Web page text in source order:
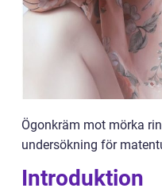
Ögonkräm mot mörka
undersökning för
Introduktion